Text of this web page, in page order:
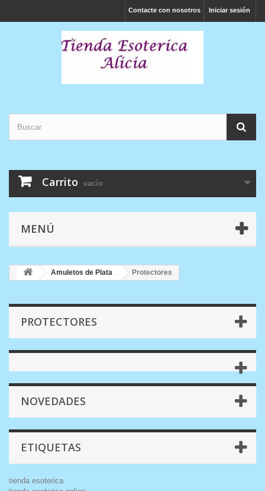
Iniciar sesión
Contacte con nosotros
Carrito vacío
MENÚ
Amuletos de Plata Protectores
PROTECTORES
NOVEDADES
ETIQUETAS
tienda esoterica